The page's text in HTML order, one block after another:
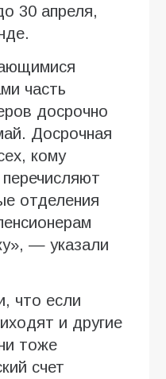
30 апреля,
часть
досрочно
Досрочная
кому
отделения
— указали
что если
и другие
тоже
счет